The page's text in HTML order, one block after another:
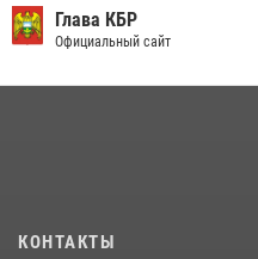
округе Росгвардии
09 июля 2026, 08:36
Глава КБР
Официальный сайт
КОНТАКТЫ